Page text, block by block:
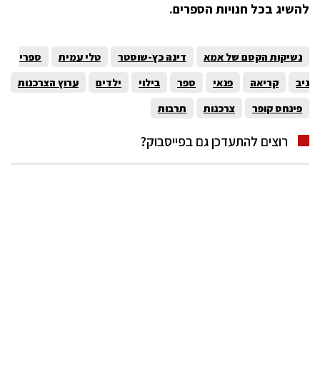
להשיג בכל חנויות הספרים.
נשיקות הקסם של אמא דינה כץ-שוסטר טלי עמית
ספרי
ניב
קריאה פנאי ספר בילוי ילדים
ערוץ הצרכנות
פינחס קופר
צרכנות תרבות
רוצים להתעדכן גם בפייסבוק?